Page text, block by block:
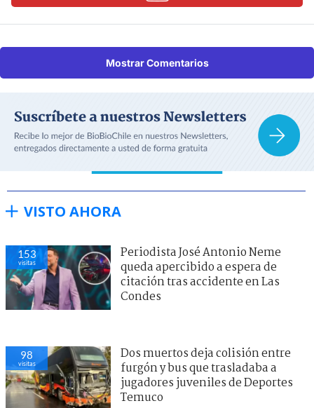
Mostrar Comentarios
VISTO AHORA
153
visitas
Periodista José Antonio Neme
queda apercibido a espera de
citación tras accidente en Las
Condes
98
visitas
Dos muertos deja colisión entre
furgón y bus que trasladaba a
jugadores juveniles de Deportes
Temuco